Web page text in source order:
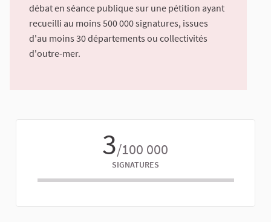
débat en séance publique sur une pétition ayant
recueilli au moins 500 000 signatures, issues
d'au moins 30 départements ou collectivités
d'outre-mer.
3/100 000
SIGNATURES